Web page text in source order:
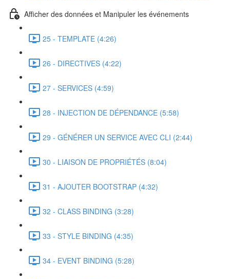
Afficher des données et Manipuler les événements
25 - TEMPLATE (4:26)
26 - DIRECTIVES (4:22)
27 - SERVICES (4:59)
28 - INJECTION DE DÉPENDANCE (5:58)
29 - GÉNÉRER UN SERVICE AVEC CLI (2:44)
30 - LIAISON DE PROPRIÉTÉS (8:04)
31 - AJOUTER BOOTSTRAP (4:32)
32 - CLASS BINDING (3:28)
33 - STYLE BINDING (4:35)
34 - EVENT BINDING (5:28)